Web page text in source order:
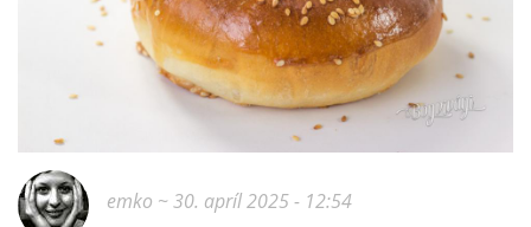
emko ~ 30. apríl 2025 - 12:54